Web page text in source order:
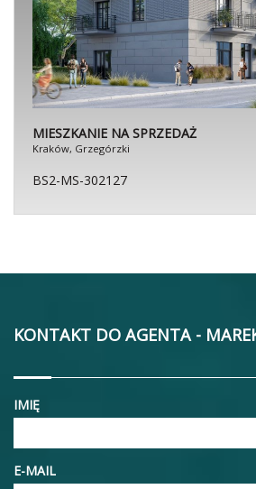
MIESZKANIE NA SPRZEDAŻ
Kraków, Grzegórzki
BS2-MS-302127
KONTAKT DO AGENTA -
IMIĘ
E-MAIL